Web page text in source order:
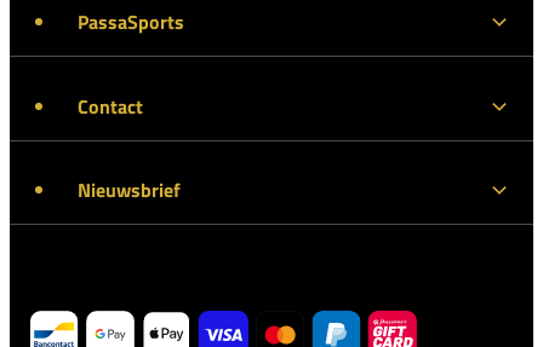
PassaSports
Contact
Nieuwsbrief